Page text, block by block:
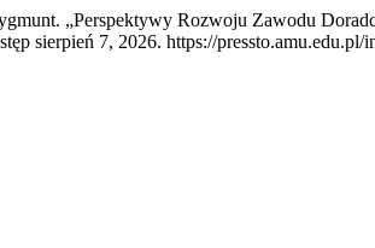
„Perspektywy Rozwoju Zawodu
sierpień 7, 2026. https://